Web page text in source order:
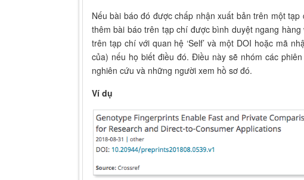
Nếu bài báo đó được chấp nhận xuất bản trên một
thêm bài báo trên tạp chí được bình duyệt ngang
trên tạp chí với quan hệ ‘Self’ và một DOI hoặc mã
của) nếu họ biết điều đó. Điều này sẽ nhóm các
nghiên cứu và những người xem hồ sơ đó.
Ví dụ